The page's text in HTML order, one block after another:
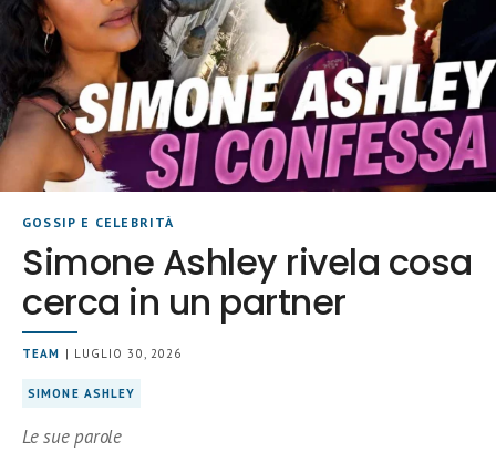
GOSSIP E CELEBRITÀ
Simone Ashley rivela cosa
cerca in un partner
TEAM | LUGLIO 30, 2026
SIMONE ASHLEY
Le sue parole